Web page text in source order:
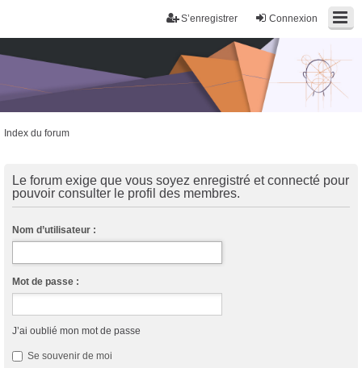
Connexion
S’enregistrer
Index du forum
Le forum exige que vous soyez enregistré et connecté pour
pouvoir consulter le profil des membres.
Nom d’utilisateur :
Mot de passe :
J’ai oublié mon mot de passe
Se souvenir de moi